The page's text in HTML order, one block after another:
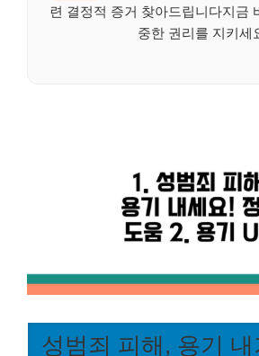
련 결정적 증거 찾아드립니다지금
중한 권리를 지키세
성범죄 피해, 용기 내